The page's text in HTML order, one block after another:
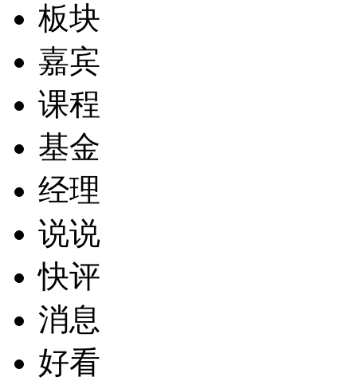
板块
嘉宾
课程
基金
经理
说说
快评
消息
好看